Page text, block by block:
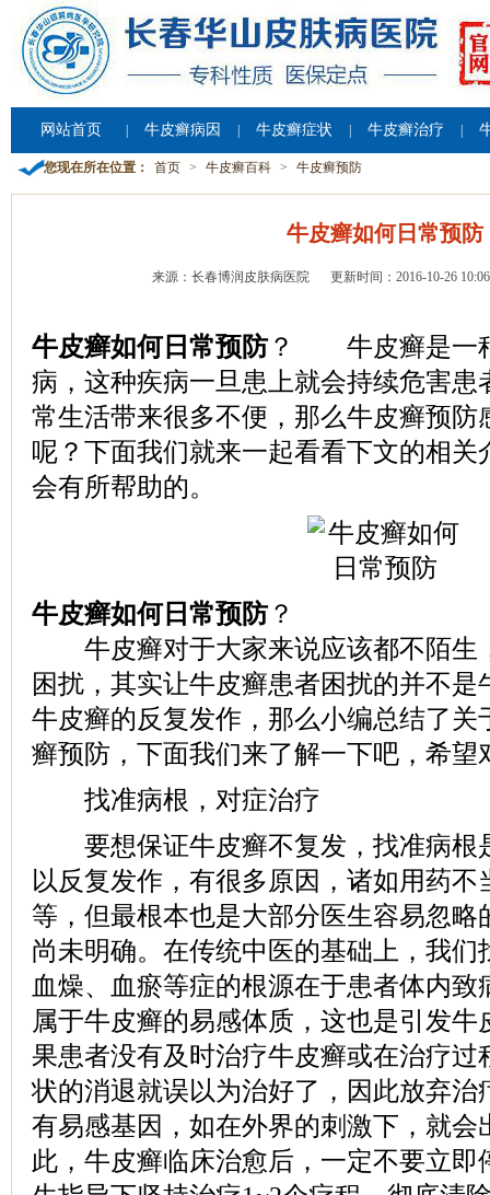
网站首页 牛皮癣病因 牛皮癣症状 牛皮癣治疗
您现在所在位置： 首页 > 牛皮癣百科 > 牛皮癣预防
牛皮癣如何日常预防
来源：长春博润皮肤病医院 更新时间：2016-10-26
牛皮癣如何日常预防？ 牛皮癣是一
病，这种疾病一旦患上就会持续危害患
常生活带来很多不便，那么牛皮癣预防
呢？下面我们就来一起看看下文的相关
会有所帮助的。
牛皮癣如何日常预防？
牛皮癣对于大家来说应该都不陌生
困扰，其实让牛皮癣患者困扰的并不是
牛皮癣的反复发作，那么小编总结了关
癣预防，下面我们来了解一下吧，希望
找准病根，对症治疗
要想保证牛皮癣不复发，找准病根
以反复发作，有很多原因，诸如用药不
等，但最根本也是大部分医生容易忽略
尚未明确。在传统中医的基础上，我们
血燥、血瘀等症的根源在于患者体内致
属于牛皮癣的易感体质，这也是引发牛
果患者没有及时治疗牛皮癣或在治疗过
状的消退就误以为治好了，因此放弃治
有易感基因，如在外界的刺激下，就会
此，牛皮癣临床治愈后，一定不要立即